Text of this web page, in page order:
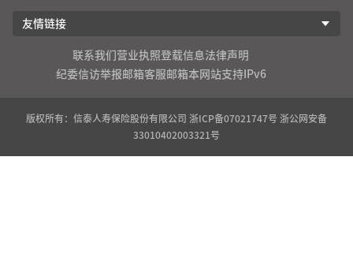
友情链接
联系我们 营业执照登载信息法律声明
纪委信访举报邮箱客服邮箱本网站支持IPv6
版权所有：信泰人寿保险股份有限公司 浙ICP备07021747号 浙公网安备
33010402003321号